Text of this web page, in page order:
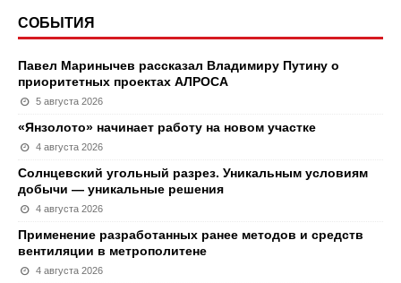
СОБЫТИЯ
Павел Маринычев рассказал Владимиру Путину о
приоритетных проектах АЛРОСА
5 августа 2026
«Янзолото» начинает работу на новом участке
4 августа 2026
Солнцевский угольный разрез. Уникальным условиям
добычи — уникальные решения
4 августа 2026
Применение разработанных ранее методов и средств
вентиляции в метрополитене
4 августа 2026